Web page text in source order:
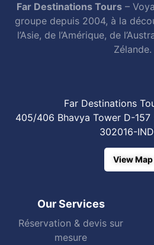
Far Destinations Tours –
groupe depuis 2004, à la
l’Asie, de l’Amérique, de
Zélande.
Far Destinations
405/406 Bhavya Tower D-157
302016-
View Map
Our Services
Réservation & devis sur
mesure